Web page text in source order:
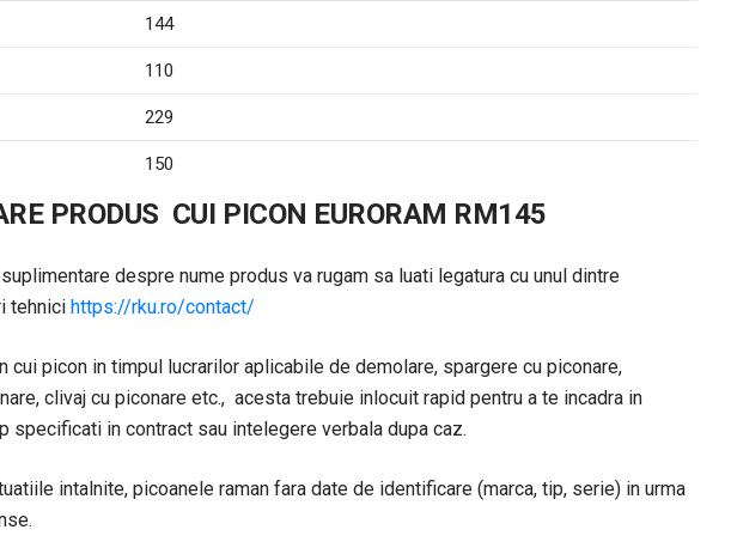
144
110
229
150
PRODUS CUI PICON EURORAM RM145
despre nume produs va rugam sa luati legatura cu unul dintre
tehnici https://rku.ro/contact/
cui picon in timpul lucrarilor aplicabile de demolare, spargere cu piconare,
clivaj cu piconare etc., acesta trebuie inlocuit rapid pentru a te incadra in
specificati in contract sau intelegere verbala dupa caz.
intalnite, picoanele raman fara date de identificare (marca, tip, serie) in urma